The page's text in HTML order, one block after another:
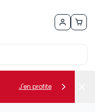
J'en profite